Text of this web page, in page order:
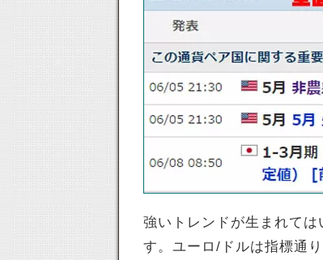
強いトレンドが生まれては
す。ユーロ/ドルは指標通